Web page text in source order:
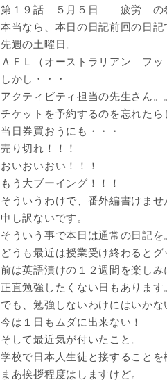
第１９話 ５月５日 疲労 の
本当なら、本日の日記前回の日
先週の土曜日。
ＡＦＬ（オーストラリアン フッ
しかし・・・
アクティビティ担当の先生さん。
チケットを予約するのを忘れたら
当日券買おうにも・・・
売り切れ！！！
おいおいおい！！！
もう大ブーイング！！！
そういうわけで、番外編書けませ
申し訳ないです。
そういう事で本日は通常の日記を
どうも最近は授業受け終わると
前は英語漬けの１２週間を楽しみ
正直勉強したくない日もあります
でも、勉強しないわけにはいかな
今は１日もムダに出来ない！
そして最近気が付いたこと。
学校で日本人生徒と接することを
まあ挨拶程度はしますけど。